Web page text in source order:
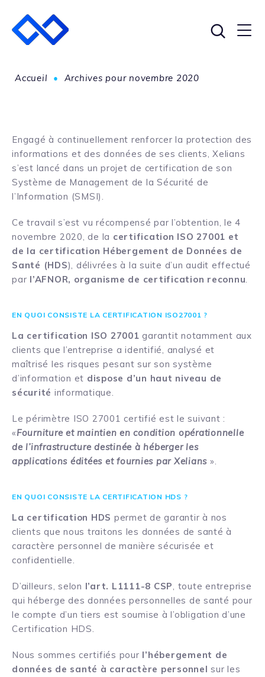
Accueil • Archives pour novembre 2020
Engagé à continuellement renforcer la protection des
informations et des données de ses clients, Xelians
s’est lancé dans un projet de certification de son
Système de Management de la Sécurité de
l’Information (SMSI).
Ce travail s’est vu récompensé par l’obtention, le 4
novembre 2020, de la certification ISO 27001 et
de la certification Hébergement de Données de
Santé (HDS), délivrées à la suite d’un audit effectué
par l’AFNOR, organisme de certification reconnu.
EN QUOI CONSISTE LA CERTIFICATION ISO27001 ?
La certification ISO 27001 garantit notamment aux
clients que l’entreprise a identifié, analysé et
maîtrisé les risques pesant sur son système
d’information et dispose d’un haut niveau de
sécurité informatique.
Le périmètre ISO 27001 certifié est le suivant :
«Fourniture et maintien en condition opérationnelle
de l’infrastructure destinée à héberger les
applications éditées et fournies par Xelians ».
EN QUOI CONSISTE LA CERTIFICATION HDS ?
La certification HDS permet de garantir à nos
clients que nous traitons les données de santé à
caractère personnel de manière sécurisée et
confidentielle.
D’ailleurs, selon l’art. L1111-8 CSP, toute entreprise
qui héberge des données personnelles de santé pour
le compte d’un tiers est soumise à l’obligation d’une
Certification HDS.
Nous sommes certifiés pour l’hébergement de
données de santé à caractère personnel sur les